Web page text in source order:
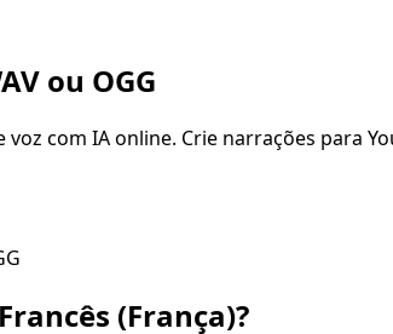
ou OGG
com IA online. Crie narrações para
Francês (França)?